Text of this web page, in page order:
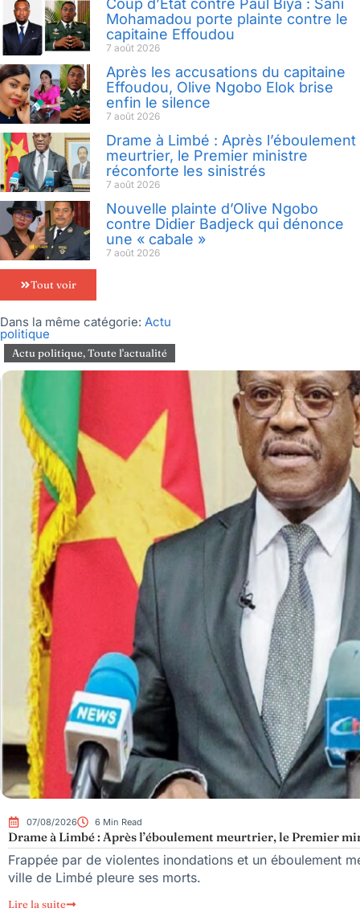
Mohamadou porte plainte contre le
capitaine Effoudou
7 août 2026
Après les accusations du capitaine
Effoudou, Olive Ngobo Elok brise
enfin le silence
7 août 2026
Drame à Limbé : Après l’éboulement
meurtrier, le Premier ministre
réconforte les sinistrés
7 août 2026
Nouvelle plainte d’Olive Ngobo
contre Didier Badjeck qui dénonce
une « cabale »
7 août 2026
Tout voir
Dans la même catégorie: Actu
politique
Actu politique,Toute l'actualité
07/08/2026 6 Min Read
Drame à Limbé : Après l’éboulement meurtrier, le Premier
Frappée par de violentes inondations et un éboulement
ville de Limbé pleure ses morts.
Lire la suite